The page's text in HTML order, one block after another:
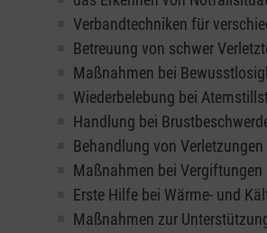
Verbandtechniken für
Betreuung von schwer
Maßnahmen bei
Wiederbelebung bei
Handlung bei
Behandlung von Verletzungen
Maßnahmen bei Vergiftungen
Erste Hilfe bei Wärme- und
Maßnahmen zur